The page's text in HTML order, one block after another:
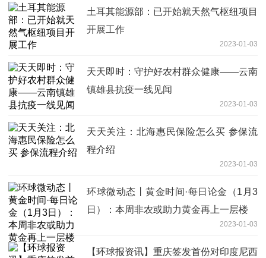
土耳其能源部：已开始就天然气枢纽项目
开展工作
2023-01-03
天天即时：守护好农村群众健康——云南
镇雄县抗疫一线见闻
2023-01-03
天天关注：北海惠民保险怎么买 参保流
程介绍
2023-01-03
环球微动态丨黄金时间·每日论金（1月3
日）：本周非农或助力黄金再上一层楼
2023-01-03
【环球报资讯】重庆签发首份对印度尼西